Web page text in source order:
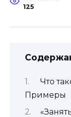
125
Что
Примеры